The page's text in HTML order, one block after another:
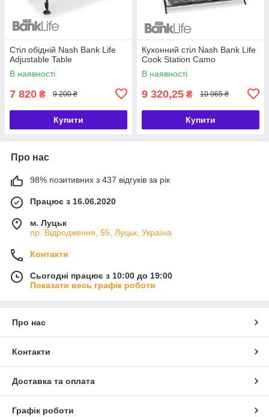
Стіл обідній Nash Bank Life
Adjustable Table
В наявності
7 820 ₴ 9 200 ₴
Купити
Кухонний стіл Nash Bank Life
Cook Station Camo
В наявності
9 320,25 ₴ 10 965 ₴
Купити
Про нас
98% позитивних з 437 відгуків за рік
Працює з 16.06.2020
м. Луцьк
пр. Відродження, 55, Луцьк, Україна
Контакти
Сьогодні працює з 10:00 до 19:00
Показати весь графік роботи
Про нас
Контакти
Доставка та оплата
Графік роботи